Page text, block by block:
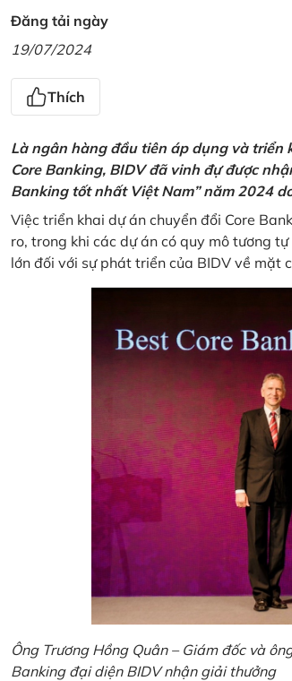
Đăng tải ngày
19/07/2024
Thích
Là ngân hàng đầu tiên áp dụng và triển
Core Banking, BIDV đã vinh đự được
Banking tốt nhất Việt Nam” năm 2024
Việc triển khai dự án chuyển đổi Core
ro, trong khi các dự án có quy mô tương
lớn đối với sự phát triển của BIDV về mặt
Ông Trương Hồng Quân – Giám đốc và
Banking đại diện BIDV nhận giải thưởng